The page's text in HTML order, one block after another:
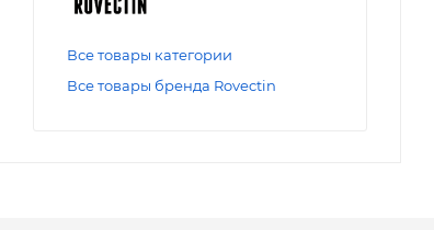
Все товары категории
Все товары бренда Rovectin